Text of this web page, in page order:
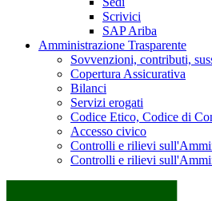
Scrivici
SAP Ariba
Amministrazione Trasparente
Sovvenzioni, contributi,
Copertura Assicurativa
Bilanci
Servizi erogati
Codice Etico, Codice di
Accesso civico
Controlli e rilievi
Controlli e rilievi